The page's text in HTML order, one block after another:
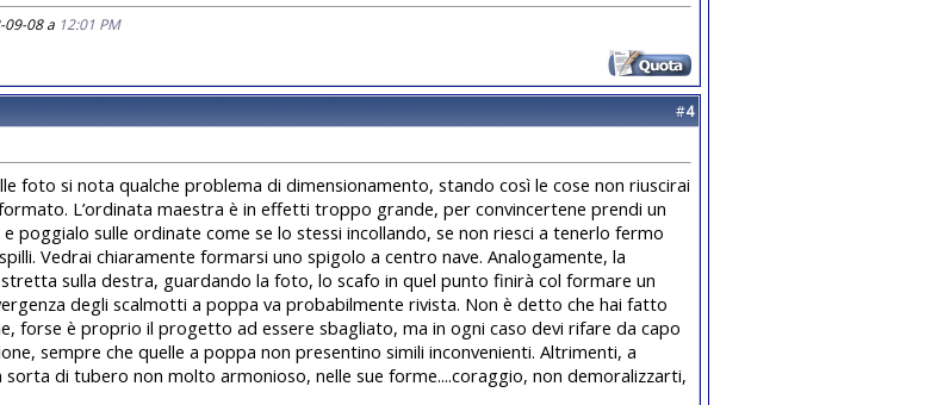
09-08 a 12:01 PM
#4
foto si nota qualche problema di dimensionamento, stando così le cose non riuscirai
L’ordinata maestra è in effetti troppo grande, per convincertene prendi un
poggialo sulle ordinate come se lo stessi incollando, se non riesci a tenerlo fermo
Vedrai chiaramente formarsi uno spigolo a centro nave. Analogamente, la
sulla destra, guardando la foto, lo scafo in quel punto finirà col formare un
degli scalmotti a poppa va probabilmente rivista. Non è detto che hai fatto
forse è proprio il progetto ad essere sbagliato, ma in ogni caso devi rifare da capo
sempre che quelle a poppa non presentino simili inconvenienti. Altrimenti, a
di tubero non molto armonioso, nelle sue forme....coraggio, non demoralizzarti,